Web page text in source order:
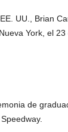
UU., Brian
York, el
de